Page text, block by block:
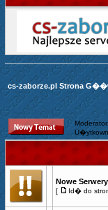
cs-zaborze.pl Strona
Nowe
[ Id� do